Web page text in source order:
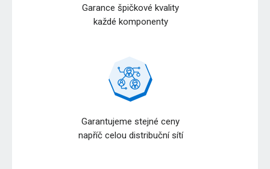
Garance špičkové kvality
každé komponenty
Garantujeme stejné ceny
napříč celou distribuční sítí